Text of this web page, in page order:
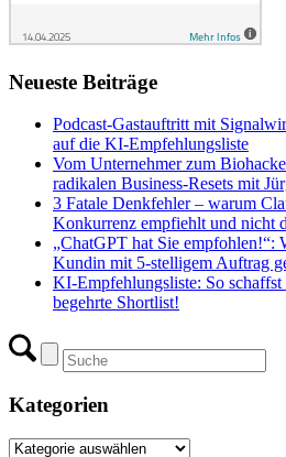
Neueste Beiträge
Podcast-Gastauftritt mit
auf die KI-Empfehlungsliste
Vom Unternehmer zum
radikalen Business-Resets mit
3 Fatale Denkfehler – warum
Konkurrenz empfiehlt und nicht
„ChatGPT hat Sie empfohlen!“:
Kundin mit 5-stelligem Auftrag
KI-Empfehlungsliste: So schaffst
begehrte Shortlist!
Kategorien
Kategorien